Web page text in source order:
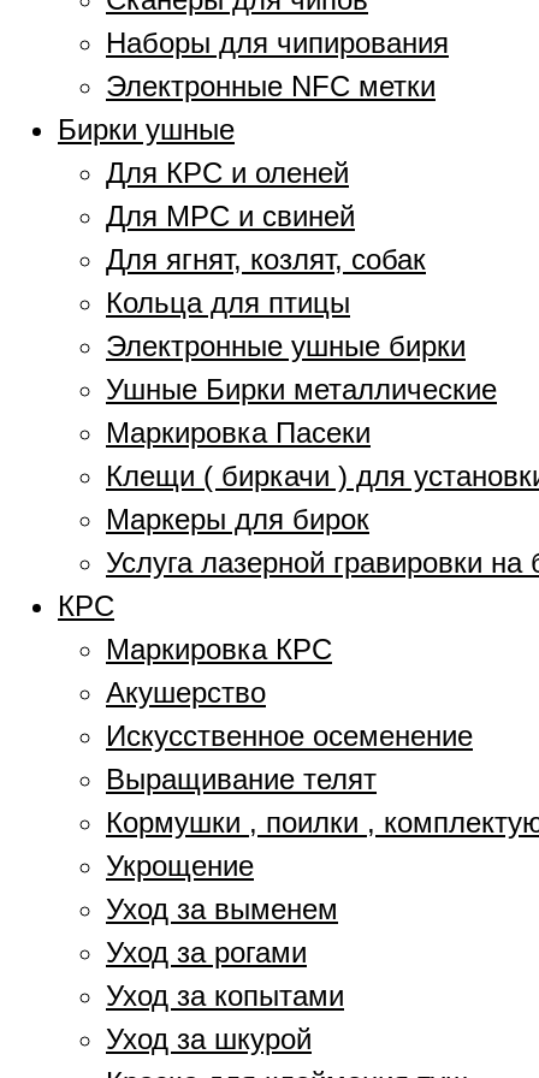
Наборы для чипирования
Электронные NFC метки
Бирки ушные
Для КРС и оленей
Для МРС и свиней
Для ягнят, козлят, собак
Кольца для птицы
Электронные ушные бирки
Ушные Бирки металлические
Маркировка Пасеки
Клещи ( биркачи ) для
Маркеры для бирок
Услуга лазерной гравировки на
КРС
Маркировка КРС
Акушерство
Искусственное осеменение
Выращивание телят
Кормушки , поилки ,
Укрощение
Уход за выменем
Уход за рогами
Уход за копытами
Уход за шкурой